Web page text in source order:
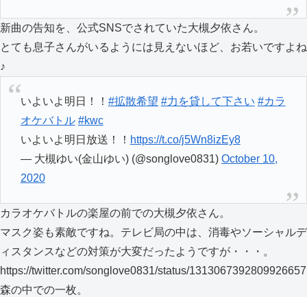
新曲の告知を、公式SNSでされていた大槻夕依さん。
とても息子さんがいるようには見えないほど、お若いですよね
♪
いよいよ明日！！ #拡散希望 #力を貸して下さい #カラ
オケバトル #kwc
いよいよ明日放送！！ https://t.co/j5Wn8izEy8
— 大槻ゆい(金山ゆい) (@songlove0831) October 10,
2020
カラオケバトルの楽屋の前での大槻夕依さん。
マスク姿も素敵ですね。テレビ局の中は、消毒やソーシャルデ
ィスタンスなどの対策が大変だったようですが・・・。
https://twitter.com/songlove0831/status/1313067392809926657
森の中での一枚。